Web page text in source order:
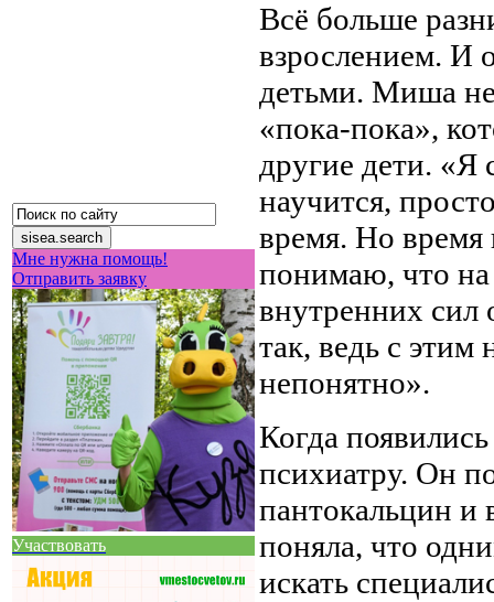
Мне нужна помощь!
Отправить заявку
Участвовать
Всё больше
взрослением. И
детьми. Миша
«пока-пока»,
другие дети. «Я
научится,
время. Но время
понимаю, что
внутренних сил
так, ведь с этим
непонятно».
Когда
психиатру. Он
пантокальцин и
поняла, что
искать